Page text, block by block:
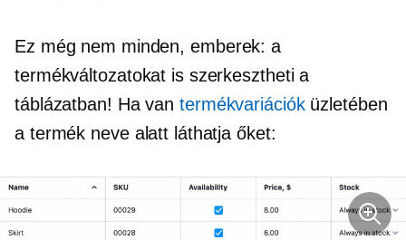
Ez még nem minden, emberek: a
termékváltozatokat is szerkesztheti a
táblázatban! Ha van termékvariációküzletében
a termék neve alatt láthatja őket: